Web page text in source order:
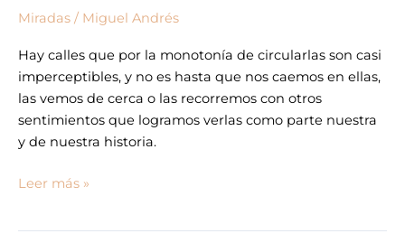
Miradas / Miguel Andrés
Hay calles que por la monotonía de circularlas son casi
imperceptibles, y no es hasta que nos caemos en ellas,
las vemos de cerca o las recorremos con otros
sentimientos que logramos verlas como parte nuestra
y de nuestra historia.
Leer más »